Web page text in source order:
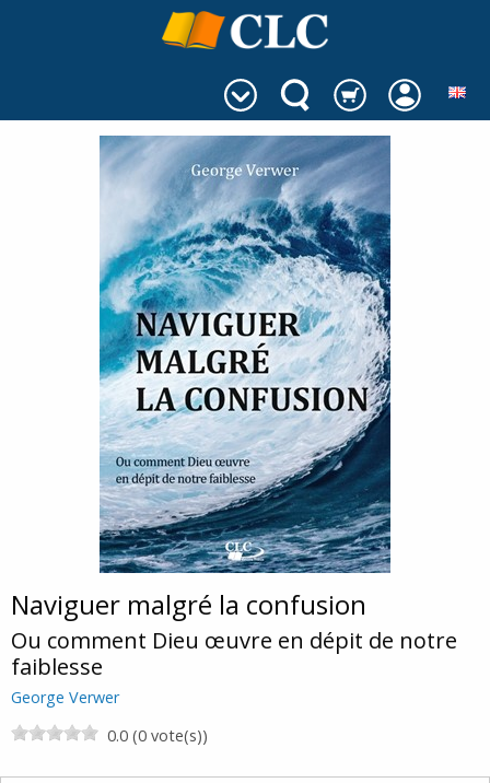
Naviguer malgré la confusion
Ou comment Dieu œuvre en dépit de notre
faiblesse
George Verwer
0.0 (0 vote(s))